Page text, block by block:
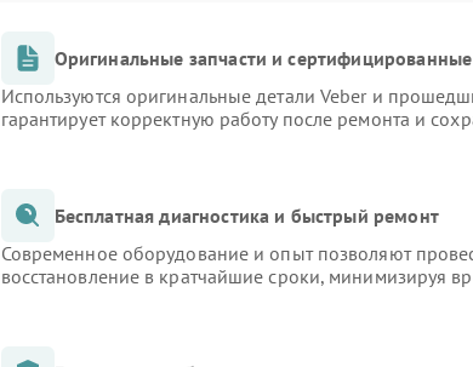
Оригинальные запчасти и
Используются оригинальные детали Veber и
гарантирует корректную работу после ремонта и
Бесплатная диагностика и быстрый ремонт
Современное оборудование и опыт позволяют
восстановление в кратчайшие сроки, минимизируя